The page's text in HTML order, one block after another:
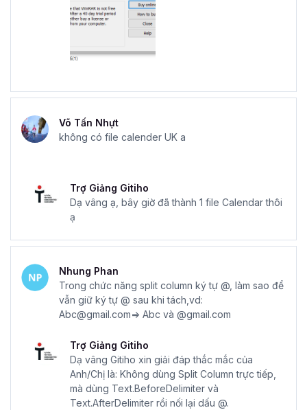
Võ Tấn Nhựt
không có file calender UK a
Trợ Giảng Gitiho
Dạ vâng ạ, bây giờ đã thành 1 file Calendar thôi
ạ
Nhung Phan
Trong chức năng split column ký tự @, làm sao để
vẫn giữ ký tự @ sau khi tách,vd:
Abc@gmail.com=> Abc và @gmail.com
Trợ Giảng Gitiho
Dạ vâng Gitiho xin giải đáp thắc mắc của
Anh/Chị là: Không dùng Split Column trực tiếp,
mà dùng Text.BeforeDelimiter và
Text.AfterDelimiter rồi nối lại dấu @.